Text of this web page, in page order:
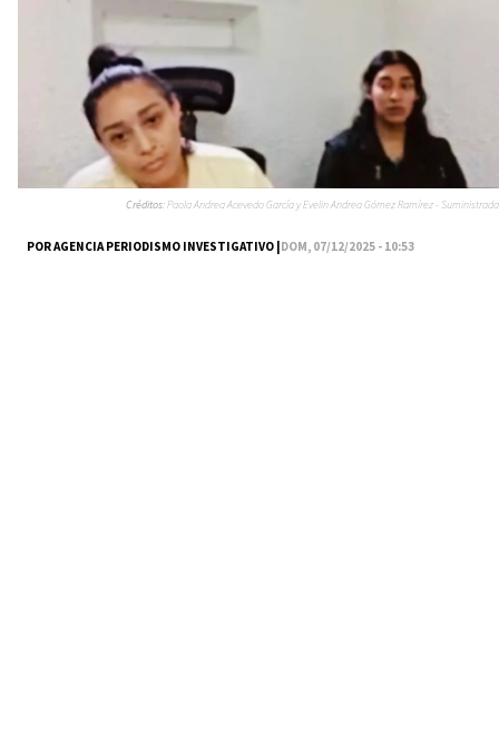
POR AGENCIA PERIODISMO INVESTIGATIVO |DOM, 07/12/2025 - 10:53
Créditos:Paola Andrea Acevedo García y Evelin Andrea Gómez Ramírez - Suministrada